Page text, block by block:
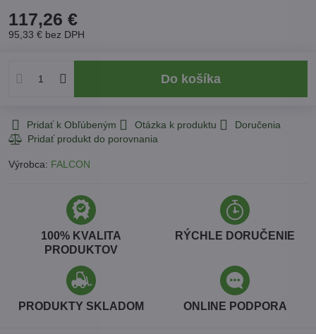
117,26 €
95,33 € bez DPH
Do košíka
Pridať k Obľúbeným Otázka k produktu Doručenia
Výrobca: FALCON
100% KVALITA
PRODUKTOV
RÝCHLE DORUČENIE
PRODUKTY SKLADOM ONLINE PODPORA